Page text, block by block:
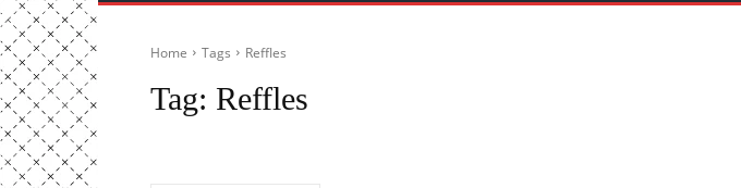
Home Tags Reffles
Tag: Reffles